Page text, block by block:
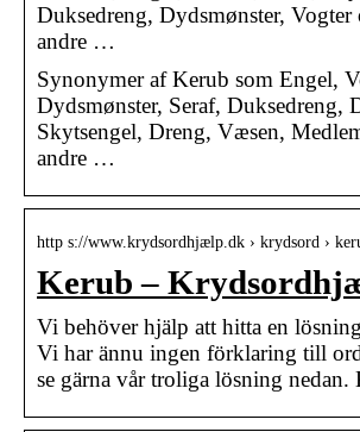
Duksedreng, Dydsmønster, Vogter
andre …
Synonymer af Kerub som Engel,
Dydsmønster, Seraf, Duksedreng,
Skytsengel, Dreng, Væsen,
andre …
http s://www.krydsordhjælp.dk › krydsord ›
Kerub –
Vi behöver hjälp att hitta en
Vi har ännu ingen förklaring till
se gärna vår troliga lösning